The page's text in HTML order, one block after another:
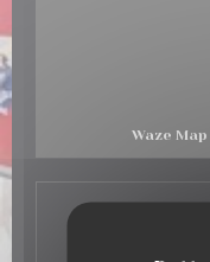
Waze